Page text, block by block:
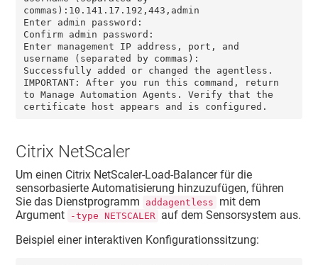
commas):10.141.17.192,443,admin
Enter admin password:
Confirm admin password:
Enter management IP address, port, and
username (separated by commas):
Successfully added or changed the agentless.
IMPORTANT: After you run this command, return
to Manage Automation Agents. Verify that the
certificate host appears and is configured.
Citrix NetScaler
Um einen Citrix NetScaler-Load-Balancer für die
sensorbasierte Automatisierung hinzuzufügen, führen
Sie das Dienstprogramm
addagentless
mit dem
Argument
-type NETSCALER
auf dem Sensorsystem aus.
Beispiel einer interaktiven Konfigurationssitzung: